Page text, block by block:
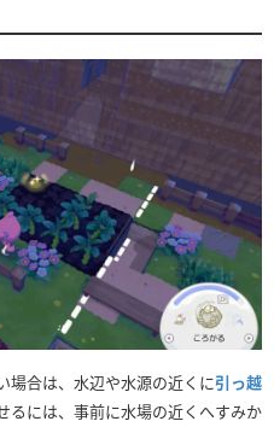
場合は、水辺や水源の近くに引っ越
るには、事前に水場の近くへすみか